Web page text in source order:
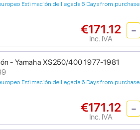
Estimación de llegada 6 Days from purchase
€171.12
Inc. IVA
- Yamaha XS250/400 1977-1981
Estimación de llegada 6 Days from purchase
€171.12
Inc. IVA